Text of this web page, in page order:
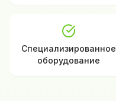
Специализированное
оборудование